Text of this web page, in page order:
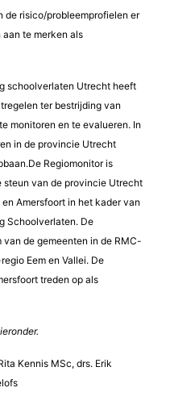
de risico/probleemprofielen er
te merken als
schoolverlaten Utrecht heeft
ter bestrijding van
monitoren en te evalueren. In
in de provincie Utrecht
Regiomonitor is
van de provincie Utrecht
Amersfoort in het kader van
Schoolverlaten. De
van de gemeenten in de RMC-
Eem en Vallei. De
treden op als
Kennis MSc, drs. Erik